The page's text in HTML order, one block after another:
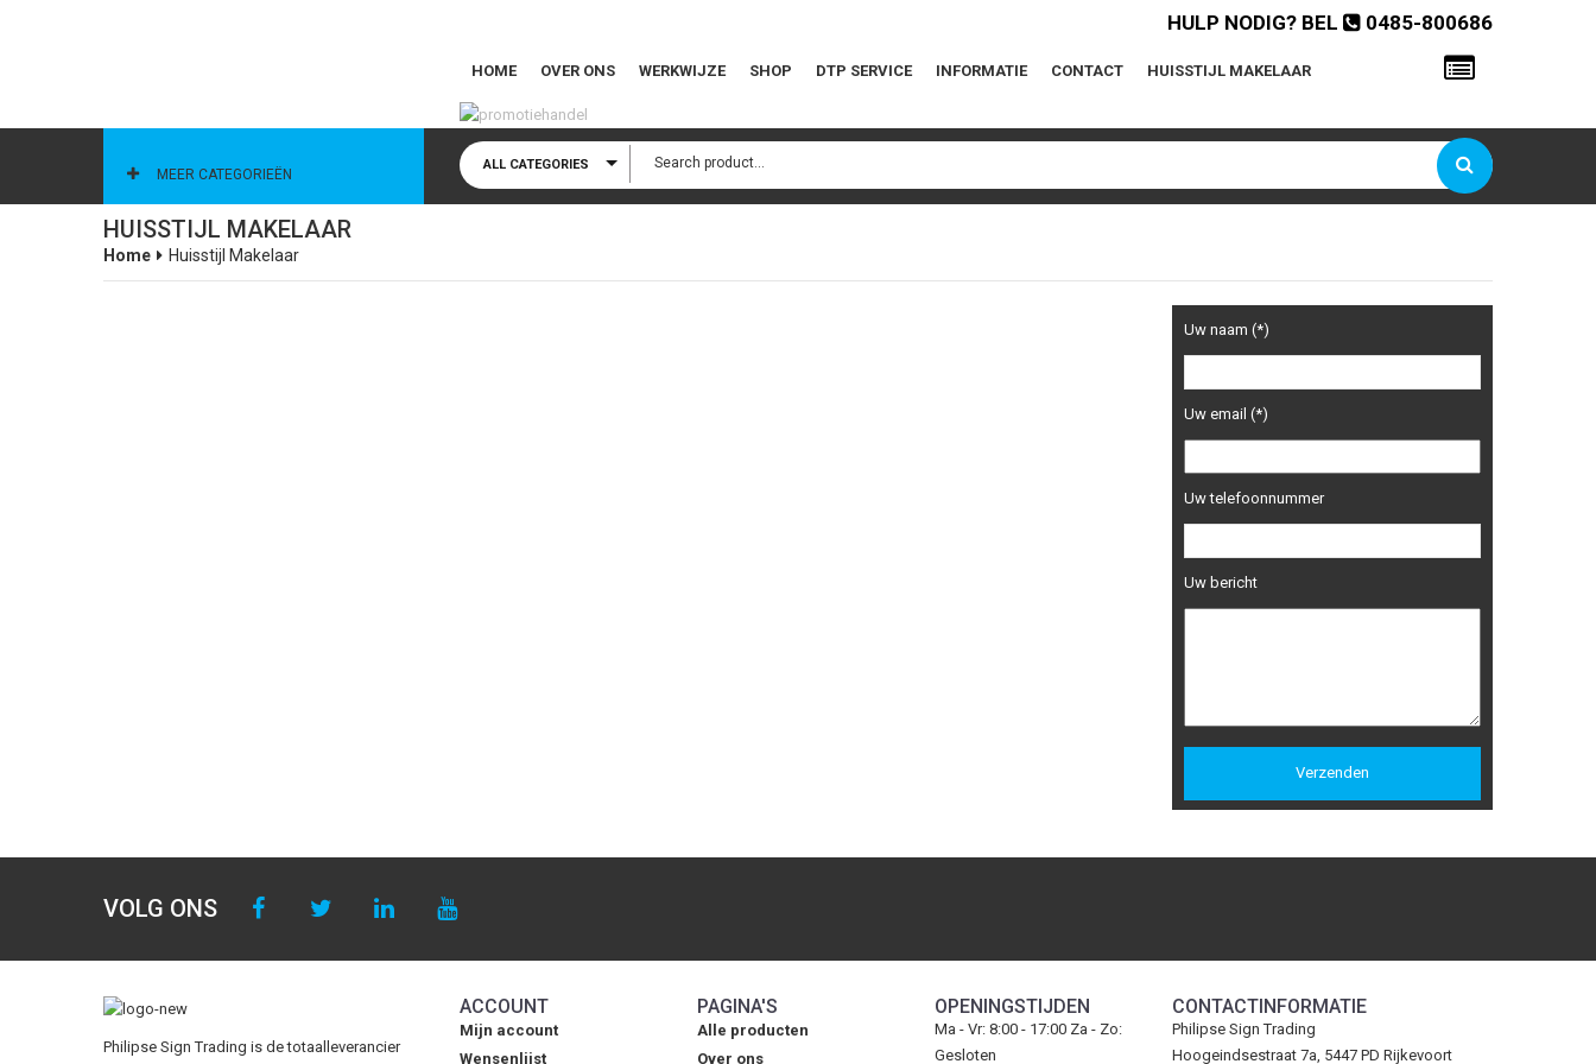
HULP NODIG? BEL 0485-800686
HOME OVER ONS WERKWIJZE SHOP DTP SERVICE INFORMATIE CONTACT HUISSTIJL MAKELAAR
Gebruikersnaam of e-mailadres
Onthoud mij
Wachtwoord vergeten?
CATEGORIEËN
MEER CATEGORIEËN
ALL CATEGORIES
HUISSTIJL MAKELAAR
Home Huisstijl Makelaar
Uw naam (*)
Uw email (*)
Uw telefoonnummer
Uw bericht
VOLG ONS
Philipse Sign Trading is de totaalleverancier
ACCOUNT
Mijn account
Wensenlijst
PAGINA'S
Alle producten
Over ons
OPENINGSTIJDEN
Ma - Vr: 8:00 - 17:00 Za - Zo:
Gesloten
CONTACTINFORMATIE
Philipse Sign Trading
Hoogeindsestraat 7a, 5447 PD Rijkevoort